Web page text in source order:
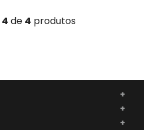
4 de 4 produtos
+
+
+